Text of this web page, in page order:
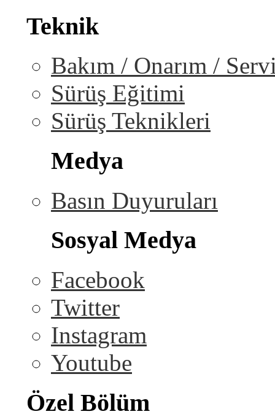
Teknik
Bakım / Onarım /
Sürüş Eğitimi
Sürüş Teknikleri
Medya
Basın Duyuruları
Sosyal Medya
Facebook
Twitter
Instagram
Youtube
Özel Bölüm